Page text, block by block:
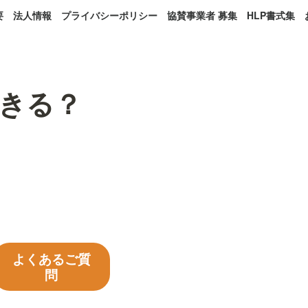
法人情報 プライバシーポリシー 協賛事業者 募集 HLP書式集
る？
よくあるご質
問